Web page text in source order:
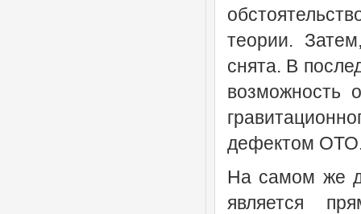
теории.
снята. В
возможность
дефектом
На самом же
является